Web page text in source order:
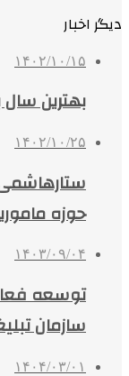
دیگر اخبار
۱۴۰۲/۱۰/۱۵
بهترین
۱۴۰۲/۱۰/۲۵
حوزه
۱۴۰۳/۰۹/۰۴
توسعه
سازمان
۱۴۰۴/۰۳/۰۱